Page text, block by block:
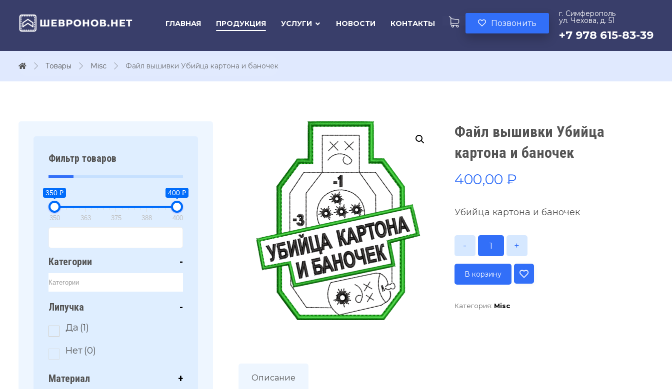
г. Симферополь
ул. Чехова, д. 51
+7 978 615-83-39
Позвонить
ГЛАВНАЯ ПРОДУКЦИЯ УСЛУГИ НОВОСТИ КОНТАКТЫ
Товары Misc Файл вышивки Убийца картона и баночек
Файл вышивки Убийца
картона и баночек
400,00 ₽
Убийца картона и баночек
- +
В корзину
Категория: Misc
Описание
Фильтр товаров
350 ₽ 400 ₽
350 363 375 388 400
Категории -
Липучка -
Да (1)
Нет(0)
Материал +